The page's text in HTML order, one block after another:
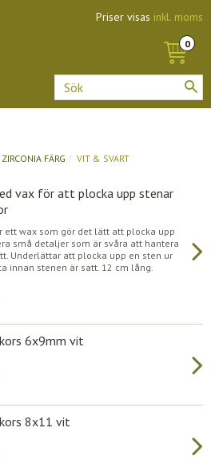
Priser visas inkl. moms
FÄRG VIT & SVART
vax för att plocka upp stenar
ett wax som gör det lätt att plocka upp
små detaljer som är svåra att hantera
Underlättar att plocka upp en sten ur
innan stenen är satt. 12 cm lång.
6x9mm vit
8x11 vit